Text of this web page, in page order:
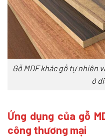
Gỗ MDF khác gỗ tự nhiên
ở
Ứng dụng của gỗ
công thương mại